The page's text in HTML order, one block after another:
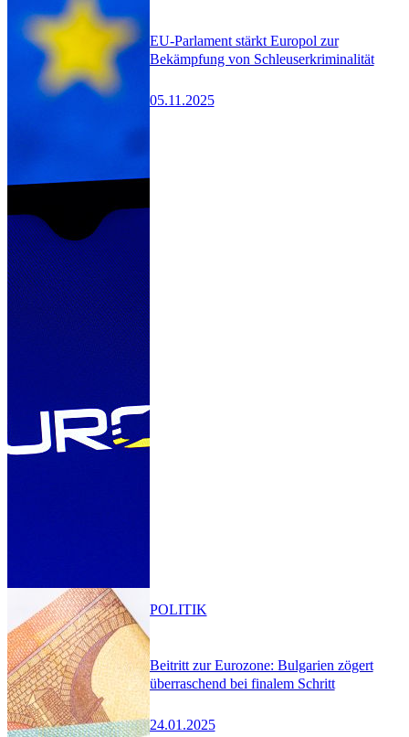
EU-Parlament stärkt Europol zur
Bekämpfung von Schleuserkriminalität
05.11.2025
Beitritt zur Eurozone: Bulgarien zögert
überraschend bei finalem Schritt
24.01.2025
POLITIK